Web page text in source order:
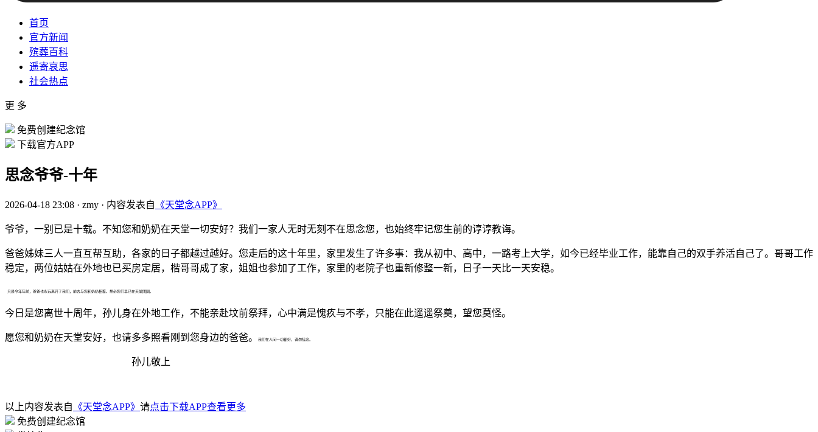
首页
官方新闻
殡葬百科
遥寄哀思
社会热点
更 多
免费创建纪念馆
下载官方APP
思念爷爷-十年
2026-04-18 23:08 · zmy · 内容发表自 《天堂念APP》
爷爷，一别已是十载。不知您和奶奶在天堂一切安好？我们一家人无时无刻不在思念您，也始终牢记您生前的谆谆教诲。
爸爸姊妹三人一直互帮互助，各家的日子都越过越好。您走后的这十年里，家里发生了许多事：我从初中、高中，一路考上大学，如今已经毕业工作，能靠自己的双手养活自己了。哥哥工作
稳定，两位姑姑在外地也已买房定居，楷哥哥成了家，姐姐也参加了工作，家里的老院子也重新修整一新，日子一天比一天安稳。
只是今年年前，爸爸也永远离开了我们，前去与您和奶奶相聚。想必您们早已在天堂团圆。
今日是您离世十周年，孙儿身在外地工作，不能亲赴坟前祭拜，心中满是愧疚与不孝，只能在此遥遥祭奠，望您莫怪。
愿您和奶奶在天堂安好，也请多多照看刚到您身边的爸爸。 我们在人间一切都好，请勿挂念。
孙儿敬上
以上内容发表自 《天堂念APP》 请点击下载APP查看更多
免费创建纪念馆